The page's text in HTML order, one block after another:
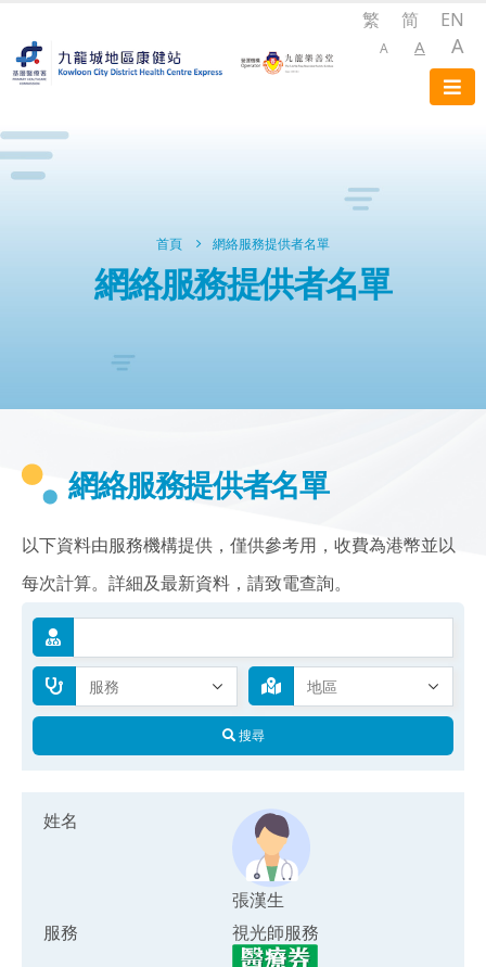
繁 简 EN
A A A
首頁 網絡服務提供者名單
網絡服務提供者名單
網絡服務提供者名單
以下資料由服務機構提供，僅供參考用，收費為港幣並以
每次計算。詳細及最新資料，請致電查詢。
搜尋
姓名
張漢生
服務
視光師服務